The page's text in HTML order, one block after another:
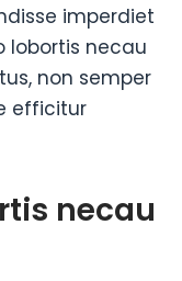
imperdiet
lobortis necau
non semper
efficitur
necau